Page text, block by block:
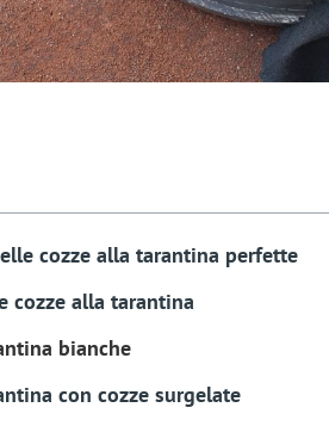
cozze alla tarantina perfette
cozze alla tarantina
bianche
con cozze surgelate